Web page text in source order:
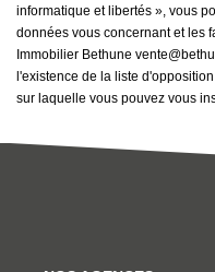
informatique et libertés », vous
données vous concernant et les
Immobilier Bethune
l'existence de la liste
sur laquelle vous pouvez vous